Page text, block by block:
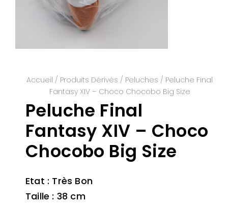
Accueil / Produits Dérivés / Peluches / Peluche Final
Fantasy XIV – Choco Chocobo Big Size
Peluche Final
Fantasy XIV – Choco
Chocobo Big Size
Etat : Très Bon
Taille : 38 cm